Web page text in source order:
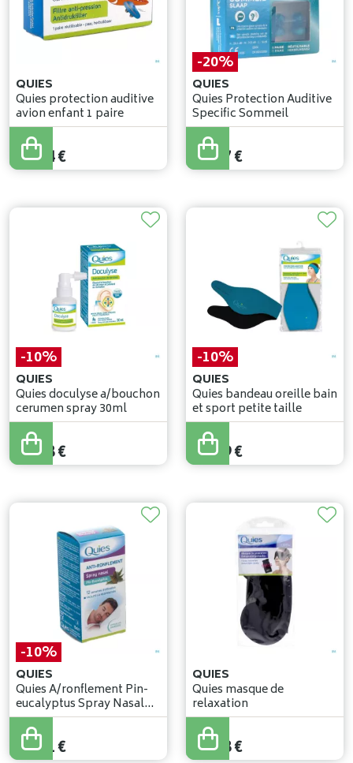
QUIES
Quies protection auditive
avion enfant 1 paire
11,74€
-20%
QUIES
Quies Protection Auditive
Specific Sommeil
15,07
12,07€
-10%
QUIES
Quies doculyse a/bouchon
cerumen spray 30ml
14,20
12,78€
-10%
QUIES
Quies bandeau oreille bain
et sport petite taille
14,21
12,79€
-10%
QUIES
Quies A/ronflement Pin-
eucalyptus Spray Nasal
15ml
14,90
13,41€
QUIES
Quies masque de
relaxation
14,88€